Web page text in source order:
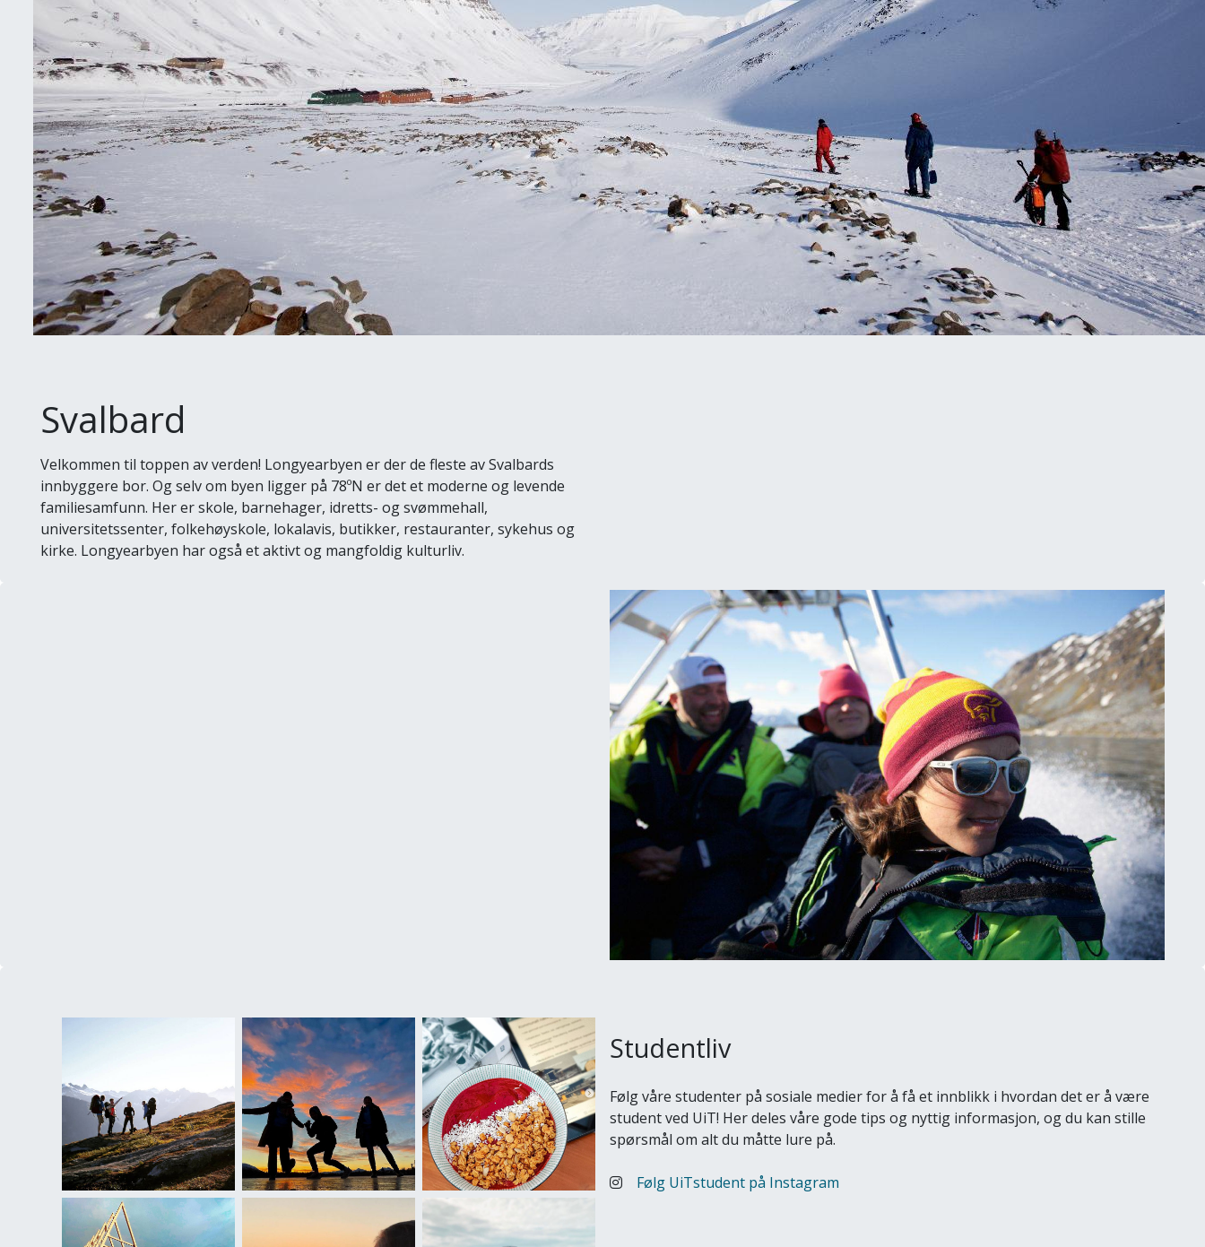
Svalbard
Velkommen til toppen av verden! Longyearbyen er der de fleste av Svalbards
innbyggere bor. Og selv om byen ligger på 78ºN er det et moderne og levende
familiesamfunn. Her er skole, barnehager, idretts- og svømmehall,
universitetssenter, folkehøyskole, lokalavis, butikker, restauranter, sykehus og
kirke. Longyearbyen har også et aktivt og mangfoldig kulturliv.
Studentliv
Følg våre studenter på sosiale medier for å få et innblikk i hvordan det er å være
student ved UiT! Her deles våre gode tips og nyttig informasjon, og du kan stille
spørsmål om alt du måtte lure på.
Følg UiTstudent på Instagram